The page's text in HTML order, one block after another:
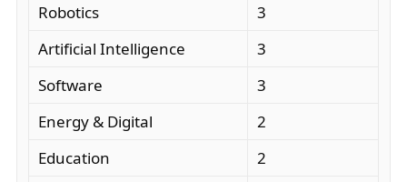
Robotics
3
Artificial Intelligence
3
Software
3
Energy & Digital
2
Education
2